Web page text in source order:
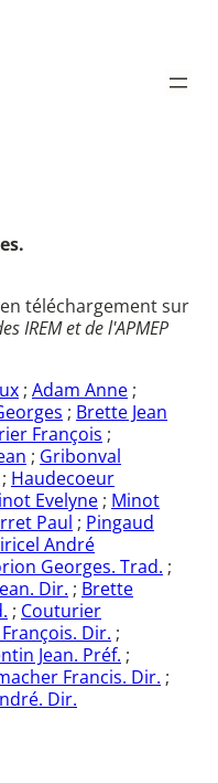
téléchargement sur
IREM et de l'APMEP
; Adam Anne ;
; Brette Jean
François ;
; Gribonval
; Haudecoeur
Evelyne ; Minot
Paul ; Pingaud
André
Georges. Trad. ;
Dir. ; Brette
; Couturier
Dir. ;
Jean. Préf. ;
Francis. Dir. ;
Dir.